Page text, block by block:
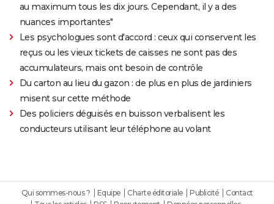
au maximum tous les dix jours. Cependant, il y a des
nuances importantes"
Les psychologues sont d'accord : ceux qui conservent les
reçus ou les vieux tickets de caisses ne sont pas des
accumulateurs, mais ont besoin de contrôle
Du carton au lieu du gazon : de plus en plus de jardiniers
misent sur cette méthode
Des policiers déguisés en buisson verbalisent les
conducteurs utilisant leur téléphone au volant
Qui sommes-nous ? Equipe Charte éditoriale Publicité
Contact